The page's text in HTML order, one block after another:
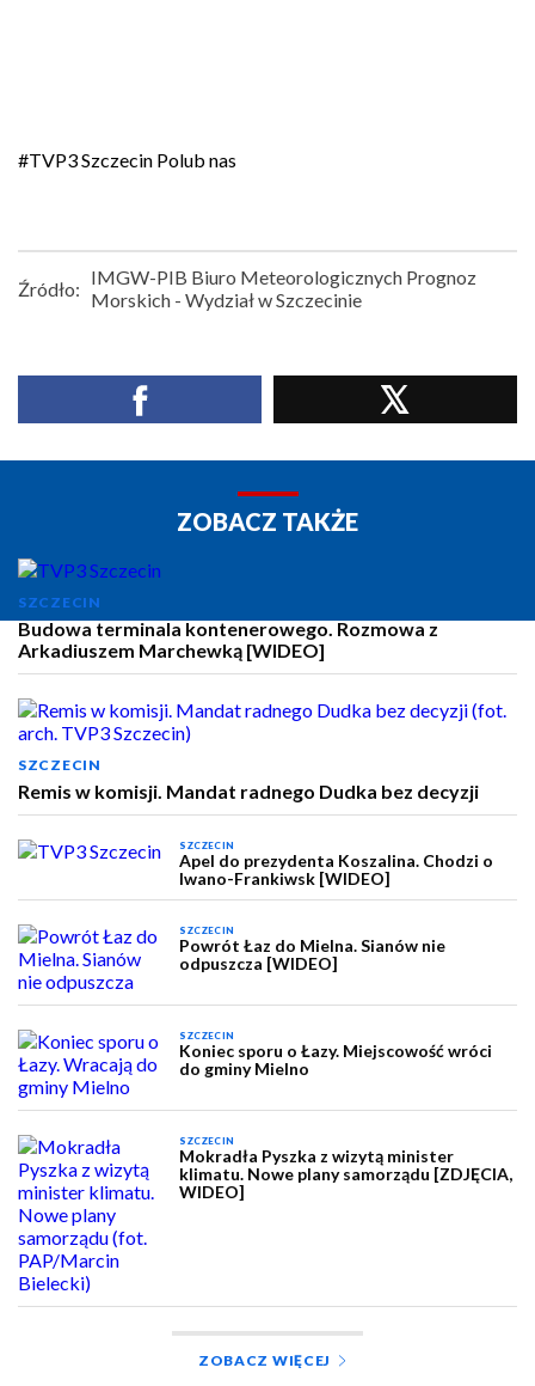
#TVP3 Szczecin Polub nas
Źródło: IMGW-PIB Biuro Meteorologicznych Prognoz
Morskich - Wydział w Szczecinie
ZOBACZ TAKŻE
SZCZECIN
Budowa terminala kontenerowego. Rozmowa z
Arkadiuszem Marchewką [WIDEO]
SZCZECIN
Remis w komisji. Mandat radnego Dudka bez decyzji
SZCZECIN
Apel do prezydenta Koszalina. Chodzi o
Iwano-Frankiwsk [WIDEO]
SZCZECIN
Powrót Łaz do Mielna. Sianów nie
odpuszcza [WIDEO]
SZCZECIN
Koniec sporu o Łazy. Miejscowość wróci
do gminy Mielno
SZCZECIN
Mokradła Pyszka z wizytą minister
klimatu. Nowe plany samorządu [ZDJĘCIA,
WIDEO]
ZOBACZ WIĘCEJ